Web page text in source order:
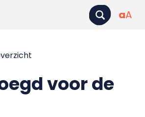
aA
voor de